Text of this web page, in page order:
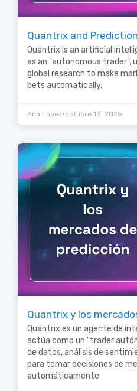
Quantrix and
Quantrix is an artificial
as an "autonomous trader",
global research to make
bets automatically.
Ana López•octubre 13, 2025
Quantrix y los
Quantrix es un agente de
actúa como un "trader
de datos, análisis de
para tomar decisiones de
automáticamente